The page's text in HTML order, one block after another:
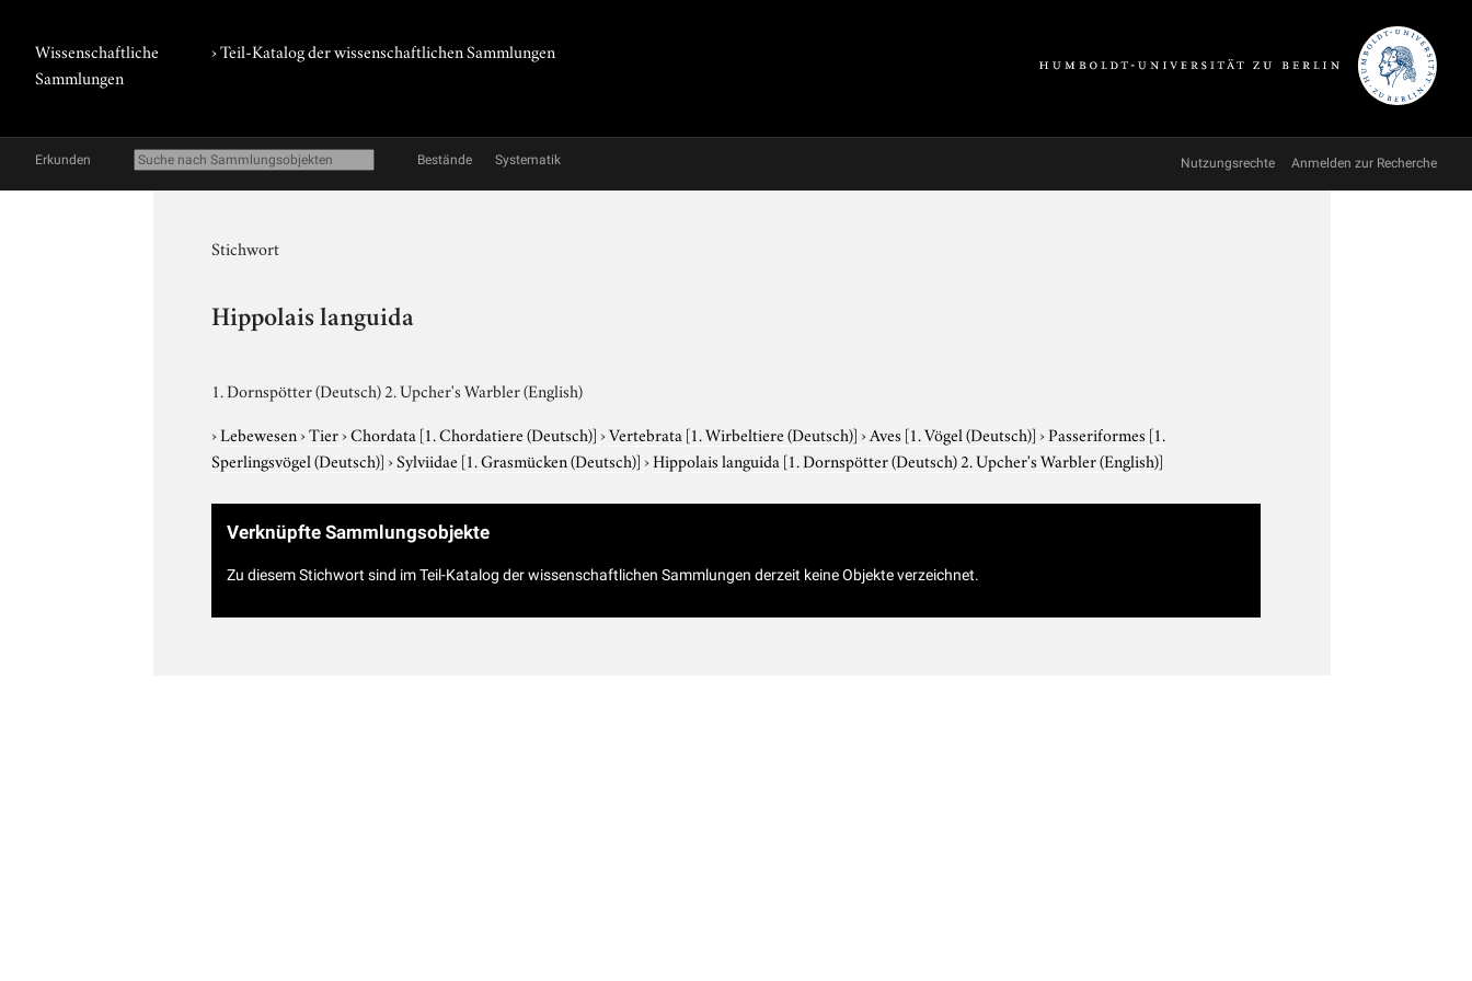
Wissenschaftliche
Sammlungen
› Teil-Katalog der wissenschaftlichen Sammlungen
Erkunden Bestände Systematik Nutzungsrechte Anmelden zur Recherche
Stichwort
Hippolais languida
1. Dornspötter (Deutsch) 2. Upcher's Warbler (English)
›Lebewesen›Tier›Chordata [1. Chordatiere (Deutsch)]›Vertebrata [1. Wirbeltiere (Deutsch)]›Aves [1. Vögel (Deutsch)]›Passeriformes [1.
Sperlingsvögel (Deutsch)]›Sylviidae [1. Grasmücken (Deutsch)]›Hippolais languida [1. Dornspötter (Deutsch) 2. Upcher's Warbler (English)]
Verknüpfte Sammlungsobjekte
Zu diesem Stichwort sind im Teil-Katalog der wissenschaftlichen Sammlungen derzeit keine Objekte verzeichnet.